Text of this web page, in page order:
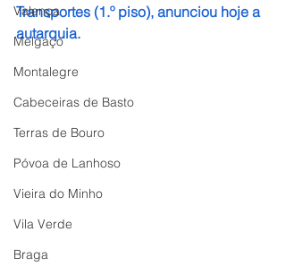
Valença
Melgaço
Montalegre
Cabeceiras de Basto
Terras de Bouro
Póvoa de Lanhoso
Vieira do Minho
Vila Verde
Braga
Transportes (1.º piso), anunciou hoje a
autarquia.